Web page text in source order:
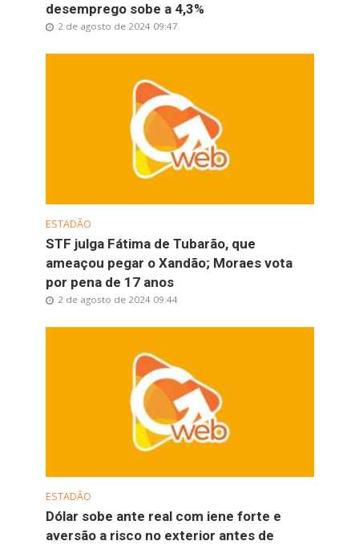
desemprego sobe a 4,3%
2 de agosto de 2024 09:47
ESTADÃO
STF julga Fátima de Tubarão, que
ameaçou pegar o Xandão; Moraes vota
por pena de 17 anos
2 de agosto de 2024 09:44
ESTADÃO
Dólar sobe ante real com iene forte e
aversão a risco no exterior antes de